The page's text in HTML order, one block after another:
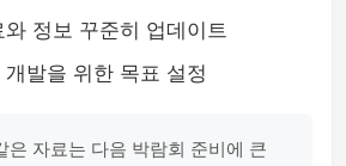
정보 꾸준히 업데이트
발을 위한 목표 설정
은 자료는 다음 박람회 준비에 큰